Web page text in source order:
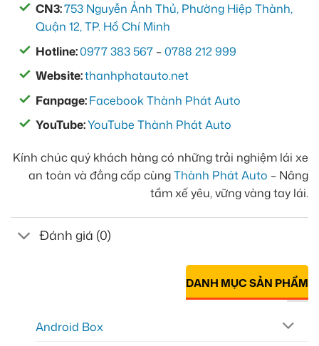
CN3:753 Nguyễn Ảnh Thủ, Phường Hiệp Thành,
Quận 12, TP. Hồ Chí Minh
Hotline:0977 383 567 –0788 212 999
Website:thanhphatauto.net
Fanpage:Facebook Thành Phát Auto
YouTube:YouTube Thành Phát Auto
Kính chúc quý khách hàng có những trải nghiệm lái xe
an toàn và đẳng cấp cùngThành Phát Auto – Nâng
tầm xế yêu, vững vàng tay lái.
Đánh giá (0)
DANH MỤC SẢN PHẨM
Android Box